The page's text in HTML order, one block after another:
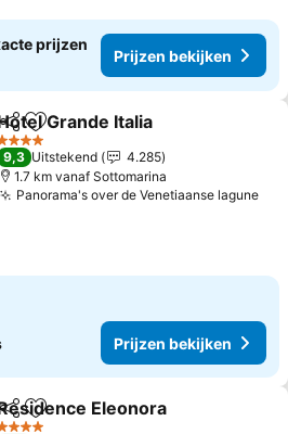
prijzen
Prijzen bekijken
Toevoegen aan favorieten
Grande Italia
Sterren
9,3 Uitstekend
4.285
1.7 km vanaf Sottomarina
Panorama's over de Venetiaanse lagune
Prijzen bekijken
Toevoegen aan favorieten
Eleonora